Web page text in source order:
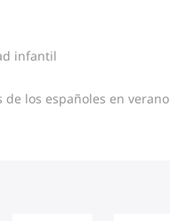
infantil
de los españoles en verano